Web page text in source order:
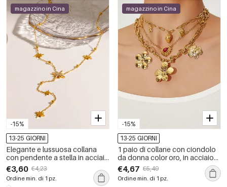
-15%
magazzino in Cina
13-25 GIORNI
Elegante e lussuosa collana
con pendente a stella in acciaio
inossidabile impermeabile color
oro da donna
€3,60 €4,23
Ordine min. di 1 pz.
-15%
magazzino in Cina
13-25 GIORNI
1 paio di collane con ciondolo
da donna color oro, in acciaio
inossidabile, impermeabili,
eleganti e di lusso, a forma di
fiore
€4,67 €5,49
Ordine min. di 1 pz.